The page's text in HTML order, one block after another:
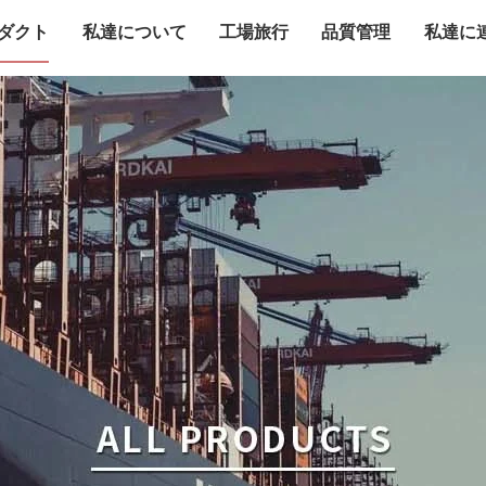
クト 私達について 工場旅行 品質管理 私達に